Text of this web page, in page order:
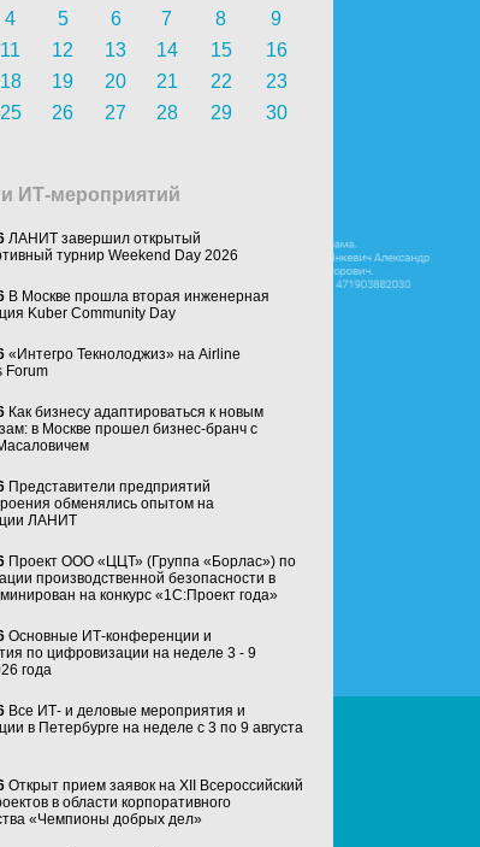
4 5 6 7 8
9
11 12 13 14 15
16
18 19 20 21 22
23
25 26 27 28 29
30
ИТ-мероприятий
ЛАНИТ завершил открытый
турнир Weekend Day 2026
В Москве прошла вторая инженерная
Kuber Community Day
«Интегро Текнолоджиз» на Airline
Forum
Как бизнесу адаптироваться к новым
в Москве прошел бизнес-бранч с
Представители предприятий
обменялись опытом на
ЛАНИТ
Проект ООО «ЦЦТ» (Группа «Борлас») по
производственной безопасности в
на конкурс «1С:Проект года»
Основные ИТ-конференции и
по цифровизации на неделе 3 - 9
года
Все ИТ- и деловые мероприятия и
в Петербурге на неделе с 3 по 9 августа
Открыт прием заявок на XII Всероссийский
в области корпоративного
«Чемпионы добрых дел»